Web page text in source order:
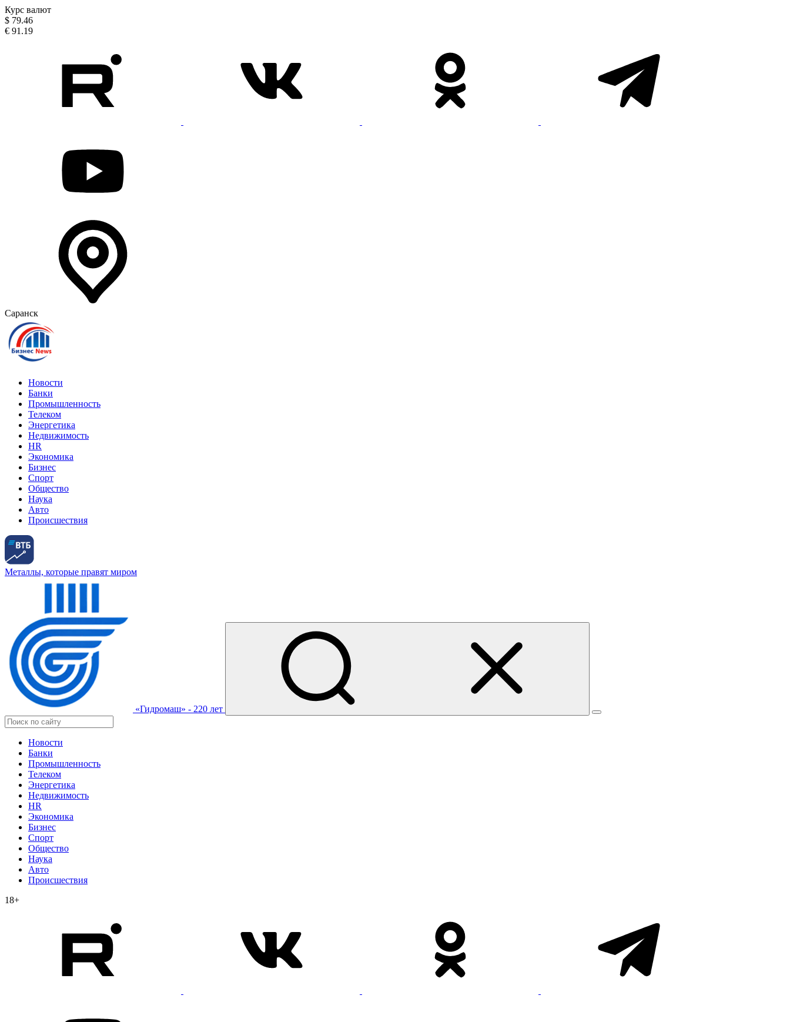
Курс валют
$ 79.46
€ 91.19
Саранск
Новости
Банки
Промышленность
Телеком
Энергетика
Недвижимость
HR
Экономика
Бизнес
Спорт
Общество
Наука
Авто
Происшествия
Металлы, которые правят миром
«Гидромаш» - 220 лет
Новости
Банки
Промышленность
Телеком
Энергетика
Недвижимость
HR
Экономика
Бизнес
Спорт
Общество
Наука
Авто
Происшествия
18+